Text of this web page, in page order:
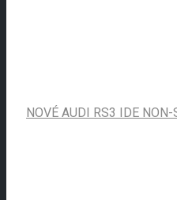
NOVÉ AUDI RS3 IDE